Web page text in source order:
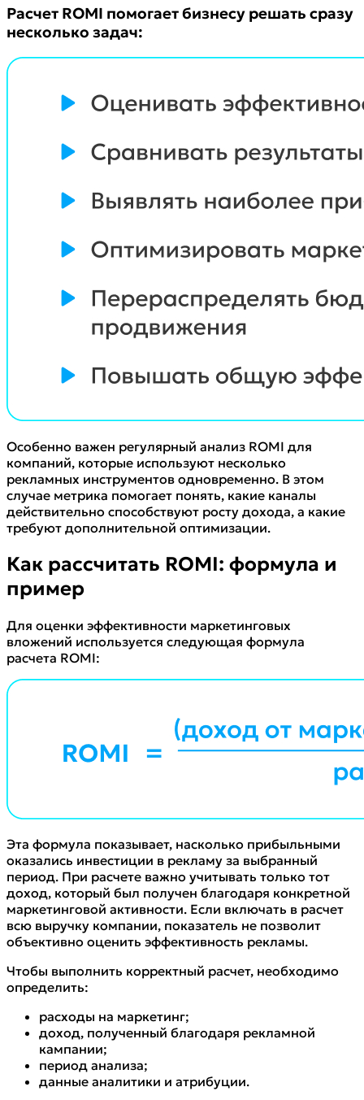
Расчет ROMI помогает бизнесу решать сразу
несколько задач:
Особенно важен регулярный анализ ROMI для
компаний, которые используют несколько
рекламных инструментов одновременно. В этом
случае метрика помогает понять, какие каналы
действительно способствуют росту дохода, а какие
требуют дополнительной оптимизации.
Как рассчитать ROMI: формула и
пример
Для оценки эффективности маркетинговых
вложений используется следующая формула
расчета ROMI:
Эта формула показывает, насколько прибыльными
оказались инвестиции в рекламу за выбранный
период. При расчете важно учитывать только тот
доход, который был получен благодаря конкретной
маркетинговой активности. Если включать в расчет
всю выручку компании, показатель не позволит
объективно оценить эффективность рекламы.
Чтобы выполнить корректный расчет, необходимо
определить:
расходы на маркетинг;
доход, полученный благодаря рекламной
кампании;
период анализа;
данные аналитики и атрибуции.